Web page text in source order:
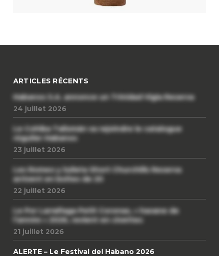
ARTICLES RÉCENTS
Habanos S.A. annonce un Trinidad Vigia Reserva
24 juillet 2026
Le Cohiba Talismán va rejoindre le catalogue
régulier Habanos
23 juillet 2026
Les Romeo y Julieta Short Churchills Reserva
arrivent en boîtes de 20
22 juillet 2026
Le Por Larrañaga Petit Coronas, « havane de
l’année » 2026, revient en civettes
21 juillet 2026
ALERTE – Le Festival del Habano 2026